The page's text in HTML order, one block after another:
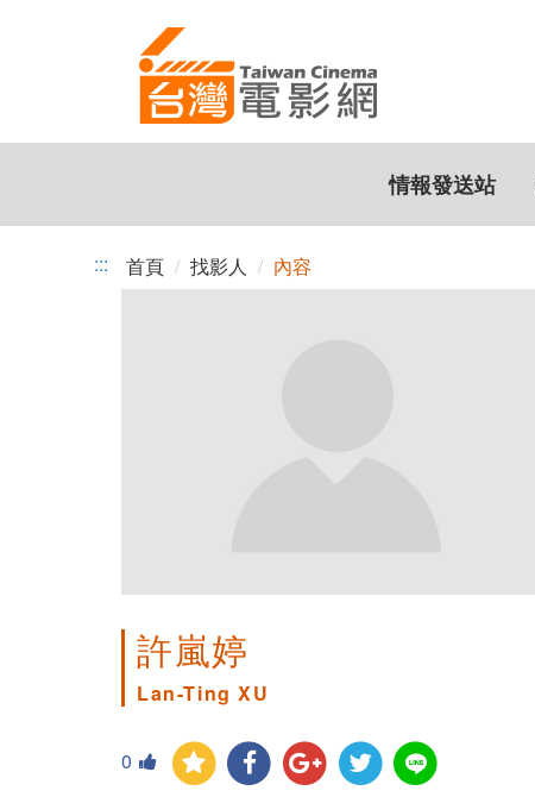
情報發送站
::: 首頁 找影人 內容
許嵐婷
Lan-Ting XU
0